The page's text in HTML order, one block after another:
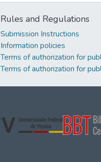
Rules and Regulations
Submission Instructions
Information policies
Terms of authorization for
Terms of authorization for